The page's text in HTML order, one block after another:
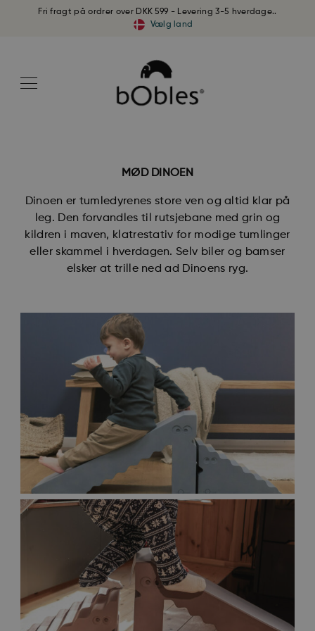
Fri fragt på ordrer over DKK 599 - Levering 3-5 hverdage..
Vælg land
MØD DINOEN
Dinoen er tumledyrenes store ven og altid klar på
leg. Den forvandles til rutsjebane med grin og
kildren i maven, klatrestativ for modige tumlinger
eller skammel i hverdagen. Selv biler og bamser
elsker at trille ned ad Dinoens ryg.